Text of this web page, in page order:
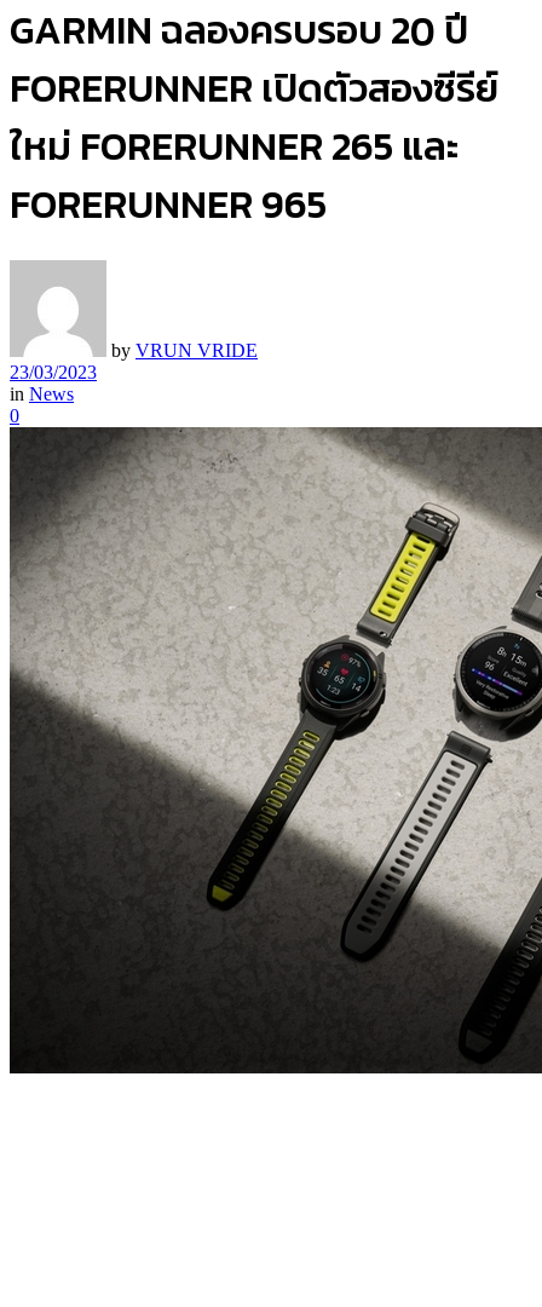
GARMIN ฉลองครบรอบ 20 ปี
FORERUNNER เปิดตัวสองซีรีย์
ใหม่ FORERUNNER 265 และ
FORERUNNER 965
by VRUN VRIDE
23/03/2023
in News
0